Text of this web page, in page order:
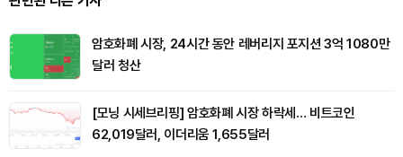
암호화폐 시장, 24시간 동안 레버리지 포지션 3억 1080만
달러 청산
[모닝 시세브리핑] 암호화폐 시장 하락세… 비트코인
62,019달러, 이더리움 1,655달러